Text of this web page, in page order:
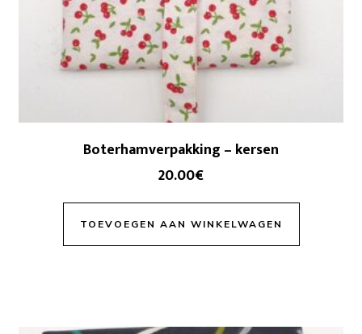
Boterhamverpakking – kersen
20.00€
TOEVOEGEN AAN WINKELWAGEN